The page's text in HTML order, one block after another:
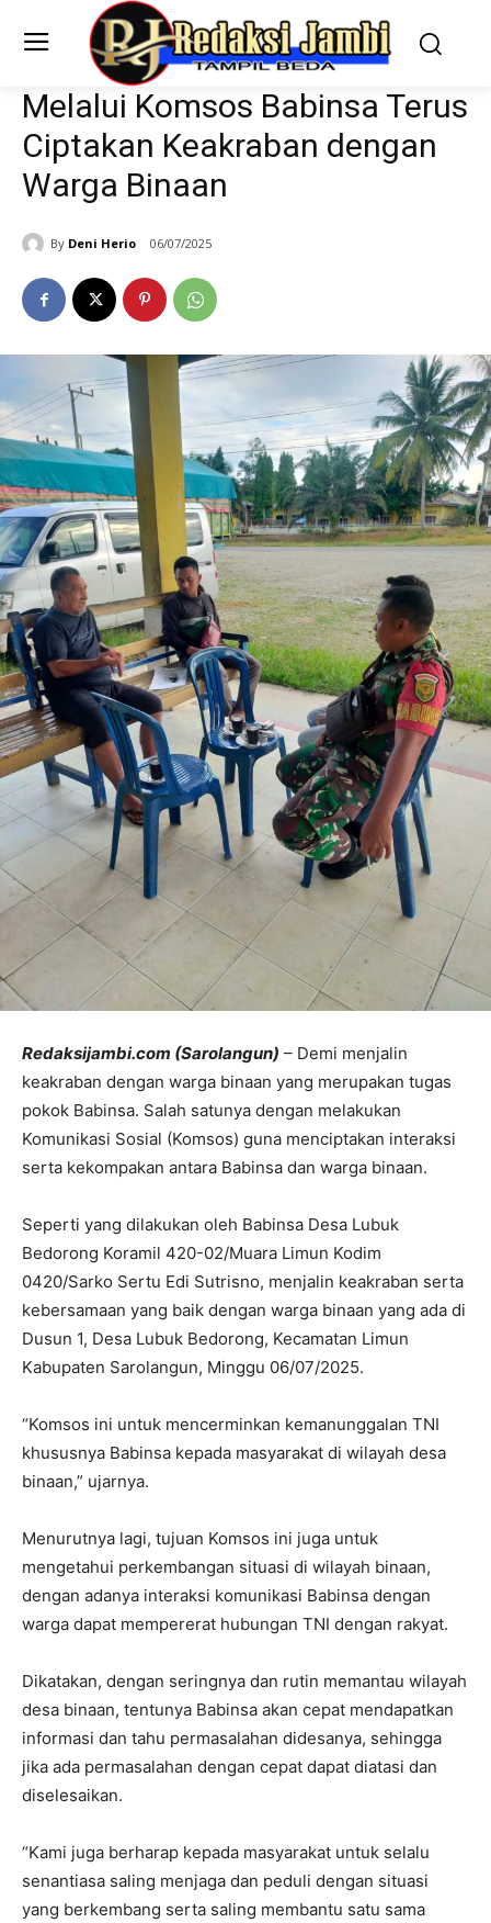
Melalui Komsos Babinsa Terus
Ciptakan Keakraban dengan
Warga Binaan
By Deni Herio 06/07/2025
Redaksijambi.com (Sarolangun) – Demi menjalin
keakraban dengan warga binaan yang merupakan tugas
pokok Babinsa. Salah satunya dengan melakukan
Komunikasi Sosial (Komsos) guna menciptakan interaksi
serta kekompakan antara Babinsa dan warga binaan.
Seperti yang dilakukan oleh Babinsa Desa Lubuk
Bedorong Koramil 420-02/Muara Limun Kodim
0420/Sarko Sertu Edi Sutrisno, menjalin keakraban serta
kebersamaan yang baik dengan warga binaan yang ada di
Dusun 1, Desa Lubuk Bedorong, Kecamatan Limun
Kabupaten Sarolangun, Minggu 06/07/2025.
“Komsos ini untuk mencerminkan kemanunggalan TNI
khususnya Babinsa kepada masyarakat di wilayah desa
binaan,” ujarnya.
Menurutnya lagi, tujuan Komsos ini juga untuk
mengetahui perkembangan situasi di wilayah binaan,
dengan adanya interaksi komunikasi Babinsa dengan
warga dapat mempererat hubungan TNI dengan rakyat.
Dikatakan, dengan seringnya dan rutin memantau wilayah
desa binaan, tentunya Babinsa akan cepat mendapatkan
informasi dan tahu permasalahan didesanya, sehingga
jika ada permasalahan dengan cepat dapat diatasi dan
diselesaikan.
“Kami juga berharap kepada masyarakat untuk selalu
senantiasa saling menjaga dan peduli dengan situasi
yang berkembang serta saling membantu satu sama